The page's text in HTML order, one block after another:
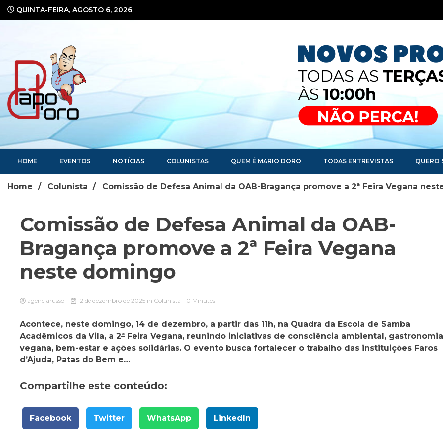
QUINTA-FEIRA, AGOSTO 6, 2026
Portal de Notícias
HOME EVENTOS NOTÍCIAS COLUNISTAS QUEM É MARIO DORO TODAS ENTREVISTAS QUERO
Home Colunista Comissão de Defesa Animal da OAB-Bragança promove a 2ª Feira Vegana
Comissão de Defesa Animal da OAB-
Bragança promove a 2ª Feira Vegana
neste domingo
agenciarusso 12 de dezembro de 2025 in Colunista - 0 Minutes
Acontece, neste domingo, 14 de dezembro, a partir das 11h, na Quadra da Escola de Samba
Acadêmicos da Vila, a 2ª Feira Vegana, reunindo iniciativas de consciência ambiental, gastronomia
vegana, bem-estar e ações solidárias. O evento busca fortalecer o trabalho das instituições Faros
d’Ajuda, Patas do Bem e…
Compartilhe este conteúdo:
Facebook Twitter WhatsApp LinkedIn